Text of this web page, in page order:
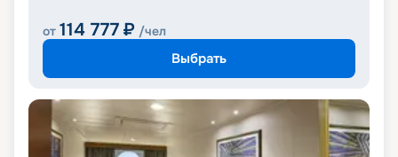
от 114 777 ₽ /чел
Выбрать